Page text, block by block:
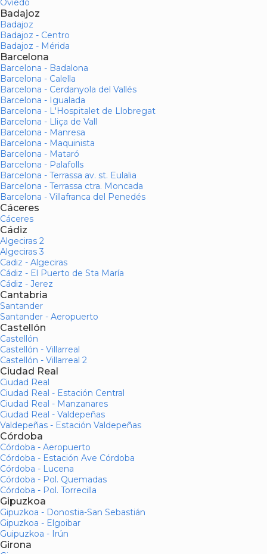
Oviedo
Badajoz
Badajoz
Badajoz - Centro
Badajoz - Mérida
Barcelona
Barcelona - Badalona
Barcelona - Calella
Barcelona - Cerdanyola del Vallés
Barcelona - Igualada
Barcelona - L'Hospitalet de Llobregat
Barcelona - Lliça de Vall
Barcelona - Manresa
Barcelona - Maquinista
Barcelona - Mataró
Barcelona - Palafolls
Barcelona - Terrassa av. st. Eulalia
Barcelona - Terrassa ctra. Moncada
Barcelona - Villafranca del Penedés
Cáceres
Cáceres
Cádiz
Algeciras 2
Algeciras 3
Cadiz - Algeciras
Cádiz - El Puerto de Sta María
Cádiz - Jerez
Cantabria
Santander
Santander - Aeropuerto
Castellón
Castellón
Castellón - Villarreal
Castellón - Villarreal 2
Ciudad Real
Ciudad Real
Ciudad Real - Estación Central
Ciudad Real - Manzanares
Ciudad Real - Valdepeñas
Valdepeñas - Estación Valdepeñas
Córdoba
Córdoba - Aeropuerto
Córdoba - Estación Ave Córdoba
Córdoba - Lucena
Córdoba - Pol. Quemadas
Córdoba - Pol. Torrecilla
Gipuzkoa
Gipuzkoa - Donostia-San Sebastián
Gipuzkoa - Elgoibar
Guipuzkoa - Irún
Girona